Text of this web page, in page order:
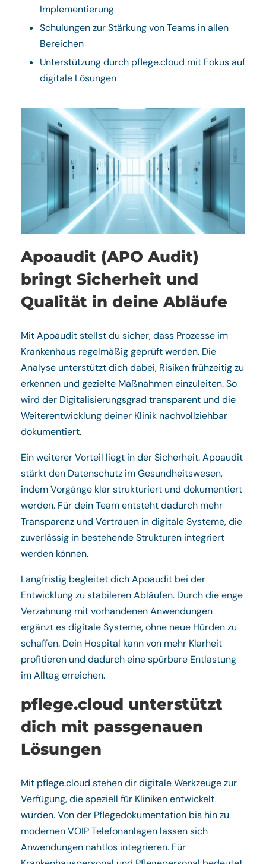
Implementierung
Schulungen zur Stärkung von Teams in allen
Bereichen
Unterstützung durch pflege.cloud mit Fokus auf
digitale Lösungen
Apoaudit (APO Audit)
bringt Sicherheit und
Qualität in deine Abläufe
Mit Apoaudit stellst du sicher, dass Prozesse im
Krankenhaus regelmäßig geprüft werden. Die
Analyse unterstützt dich dabei, Risiken frühzeitig zu
erkennen und gezielte Maßnahmen einzuleiten. So
wird der Digitalisierungsgrad transparent und die
Weiterentwicklung deiner Klinik nachvollziehbar
dokumentiert.
Ein weiterer Vorteil liegt in der Sicherheit. Apoaudit
stärkt den Datenschutz im Gesundheitswesen,
indem Vorgänge klar strukturiert und dokumentiert
werden. Für dein Team entsteht dadurch mehr
Transparenz und Vertrauen in digitale Systeme, die
zuverlässig in bestehende Strukturen integriert
werden können.
Langfristig begleitet dich Apoaudit bei der
Entwicklung zu stabileren Abläufen. Durch die enge
Verzahnung mit vorhandenen Anwendungen
ergänzt es digitale Systeme, ohne neue Hürden zu
schaffen. Dein Hospital kann von mehr Klarheit
profitieren und dadurch eine spürbare Entlastung
im Alltag erreichen.
pflege.cloud unterstützt
dich mit passgenauen
Lösungen
Mit pflege.cloud stehen dir digitale Werkzeuge zur
Verfügung, die speziell für Kliniken entwickelt
wurden. Von der Pflegedokumentation bis hin zu
modernen VOIP Telefonanlagen lassen sich
Anwendungen nahtlos integrieren. Für